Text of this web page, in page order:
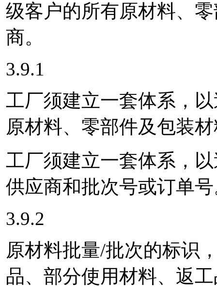
级客户的所有原材料、
商。
3.9.1
工厂须建立一套体系，
原材料、零部件及包装
工厂须建立一套体系，
供应商和批次号或订单
3.9.2
原材料批量/批次的标识
品、部分使用材料、返